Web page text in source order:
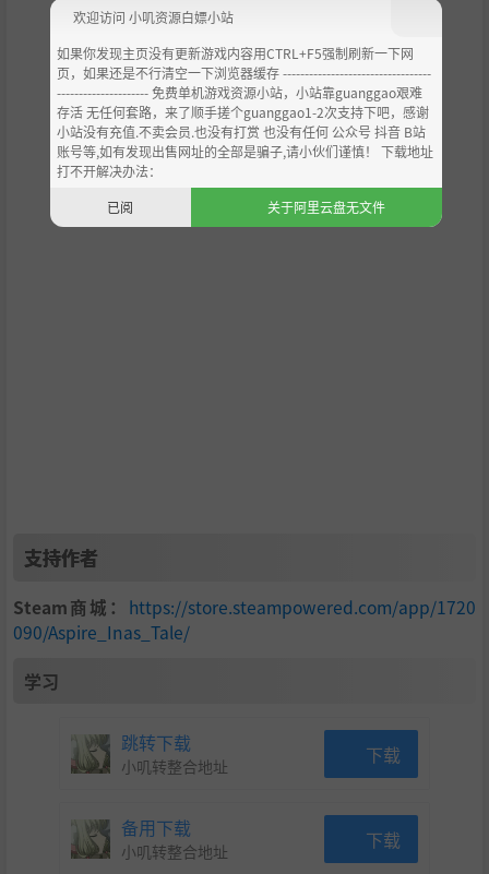
支持作者
Steam商城： https://store.steampowered.com/app/1720
090/Aspire_Inas_Tale/
学习
跳转下载
小叽转整合地址 下载
备用下载
小叽转整合地址 下载
欢迎访问 小叽资源白嫖小站
如果你发现主页没有更新游戏内容用CTRL+F5强制刷新一下网
页，如果还是不行清空一下浏览器缓存 ----------------------------------
--------------------- 免费单机游戏资源小站，小站靠guanggao艰难
存活 无任何套路，来了顺手搓个guanggao1-2次支持下吧，感谢
小站没有充值.不卖会员.也没有打赏 也没有任何 公众号 抖音 B站
账号等,如有发现出售网址的全部是骗子,请小伙们谨慎！ 下载地址
打不开解决办法：
已阅
关于阿里云盘无文件